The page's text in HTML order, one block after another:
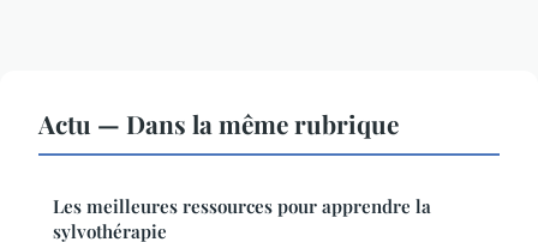
Actu — Dans la même rubrique
Les meilleures ressources pour apprendre la
sylvothérapie